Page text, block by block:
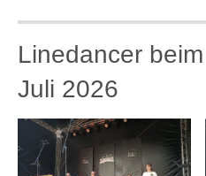
Linedancer
Juli 2026